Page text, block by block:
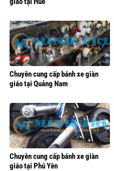
Chuyên cung cấp bánh xe giàn
giáo tại Quảng Nam
Chuyên cung cấp bánh xe giàn
giáo tại Phú Yên